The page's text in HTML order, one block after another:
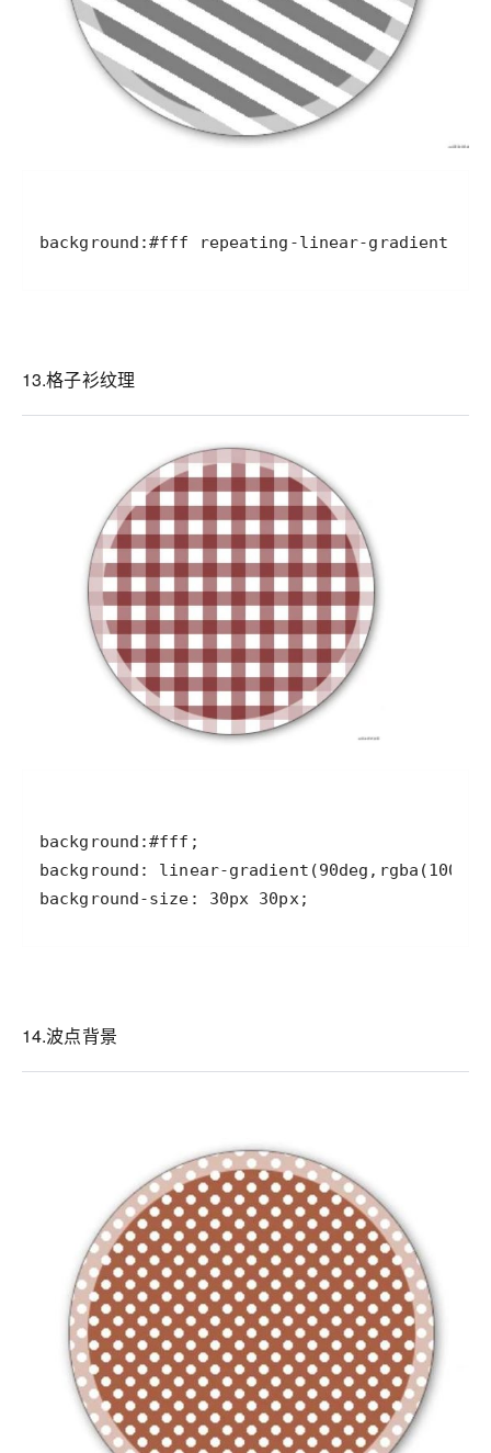
background:#fff repeating-linear-
13.格子衫纹理
background-size: 30px 30px;
14.波点背景